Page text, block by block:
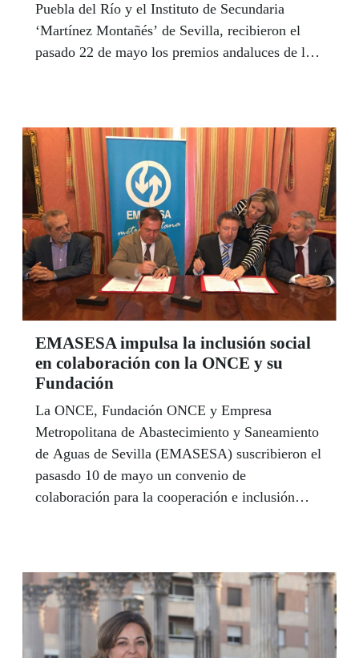
Puebla del Río y el Instituto de Secundaria
‘Martínez Montañés’ de Sevilla, recibieron el
pasado 22 de mayo los premios andaluces de la
juntos sobre el bullying. Mientras que el Instituto
‘La Caleta’ de Cádiz y el ‘Profesor Tierno
Galván’, de La Rambla, Córdoba, recibieron
también su premio a nivel nacional en la
categorías de Bachillerato y Educación Especial.
En esta edición han participado en Andalucía un
total de 39.481 estudiantes y 753 profesores de
477 centros educativos. Y en España 167.265
escolares y 3.601 profesores de 2.192 centros.
EMASESA impulsa la inclusión social
en colaboración con la ONCE y su
Fundación
La ONCE, Fundación ONCE y Empresa
Metropolitana de Abastecimiento y Saneamiento
de Aguas de Sevilla (EMASESA) suscribieron el
pasasdo 10 de mayo un convenio de
colaboración para la cooperación e inclusión
pública de gestión de aguas de una ciudad
española que apuesta por la inclusión laboral
directa de trabajadores con discapacidad y la
accesibilidad universal en sus servicios.